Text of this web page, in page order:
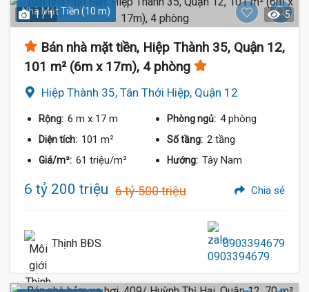
Nhà Mặt Tiền (10 m)
1 / 1 5
Bán nhà mặt tiền, Hiệp Thành 35, Quận 12,
101 m² (6m x 17m), 4 phòng
Hiệp Thành 35, Tân Thới Hiệp, Quận 12
Rộng: 6 m x 17 m Phòng ngủ: 4 phòng
Diện tích: 101 m² Số tầng: 2 tầng
Giá/m²: 61 triệu/m² Hướng: Tây Nam
6 tỷ 200 triệu 6 tỷ 500 triệu Chia sẻ
Thịnh BĐS 0903394679